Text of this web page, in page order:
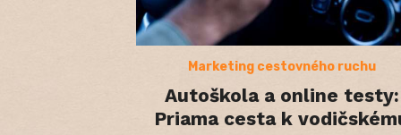
Marketing cestovného ruchu
Autoškola a online testy:
Priama cesta k